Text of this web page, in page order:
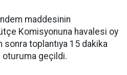
maddesinin
Komisyonuna havalesi oy
toplantıya 15 dakika
oturuma geçildi.